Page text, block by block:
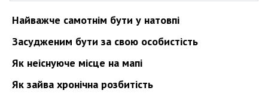
Найважче самотнім бути у натовпі
Засудженим бути за свою особистість
Як неіснуюче місце на мапі
Як зайва хронічна розбитість